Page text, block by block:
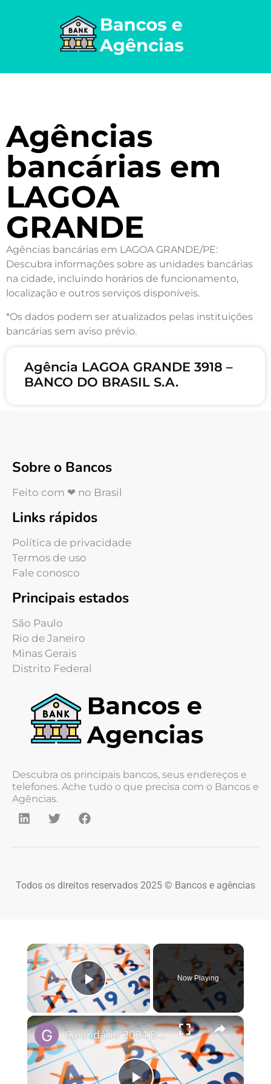
Agências
bancárias em
LAGOA
GRANDE
Agências bancárias em LAGOA GRANDE/PE:
Descubra informações sobre as unidades bancárias
na cidade, incluindo horários de funcionamento,
localização e outros serviços disponíveis.
*Os dados podem ser atualizados pelas instituições
bancárias sem aviso prévio.
Agência LAGOA GRANDE 3918 –
BANCO DO BRASIL S.A.
Sobre o Bancos
Feito com ❤ no Brasil
Links rápidos
Política de privacidade
Termos de uso
Fale conosco
Principais estados
São Paulo
Rio de Janeiro
Minas Gerais
Distrito Federal
Descubra os principais bancos, seus endereços e
telefones. Ache tudo o que precisa com o Bancos e
Agências.
Todos os direitos reservados 2025 © Bancos e agências
×
Play Video
Now Playing
×
Calendário 2024 Brasil